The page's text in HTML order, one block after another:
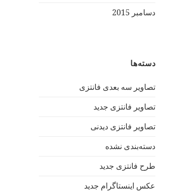
دسامبر 2015
دسته‌ها
تصاویر سه بعدی فانتزی
تصاویر فانتزی جدید
تصاویر فانتزی دیدنی
دسته‌بندی نشده
طرح فانتزی جدید
عکس اینستاگرام جدید